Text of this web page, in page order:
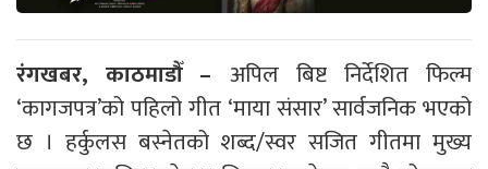
रंगखबर, काठमाडौँ – अपिल बिष्ट निर्देशित फिल्म
‘कागजपत्र’को पहिलो गीत ‘माया संसार’ सार्वजनिक भएको
छ । हर्कुलस बस्नेतको शब्द/स्वर सजित गीतमा मुख्य